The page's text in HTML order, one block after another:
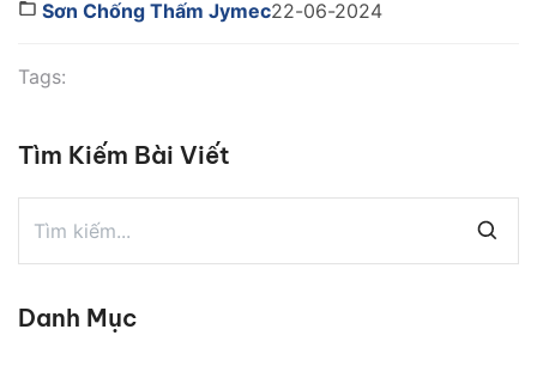
phát sinh thêm nhiều chi phí sửa chữa về sau.Cùng
Sơn Chống Thấm Jymec22-06-2024
Tags:
Tìm Kiếm Bài Viết
Danh Mục